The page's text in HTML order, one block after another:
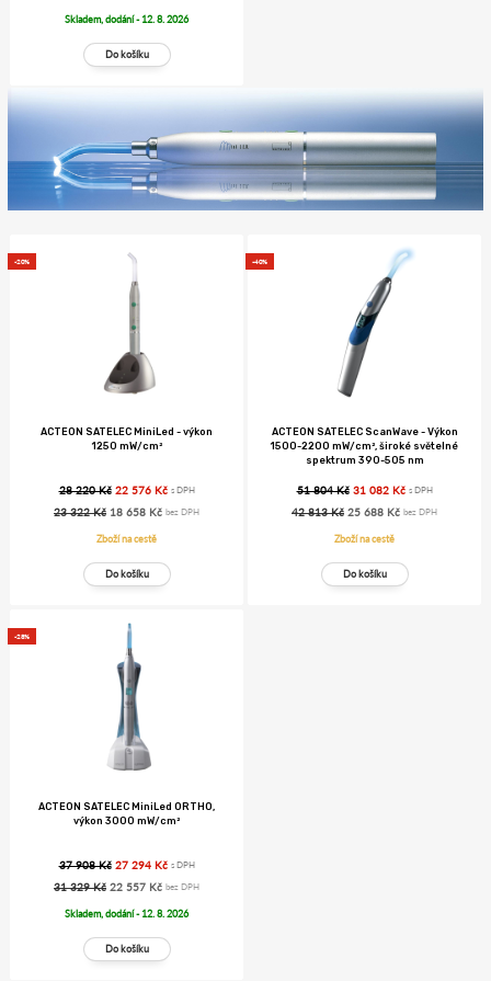
Skladem, dodání - 12. 8. 2026
-20%
ACTEON SATELEC MiniLed - výkon
1250 mW/cm²
28 220 Kč 22 576 Kč s DPH
23 322 Kč 18 658 Kč bez DPH
Zboží na cestě
-40%
ACTEON SATELEC ScanWave - Výkon
1500-2200 mW/cm², široké světelné
spektrum 390-505 nm
51 804 Kč 31 082 Kč s DPH
42 813 Kč 25 688 Kč bez DPH
Zboží na cestě
-28%
ACTEON SATELEC MiniLed ORTHO,
výkon 3000 mW/cm²
37 908 Kč 27 294 Kč s DPH
31 329 Kč 22 557 Kč bez DPH
Skladem, dodání - 12. 8. 2026